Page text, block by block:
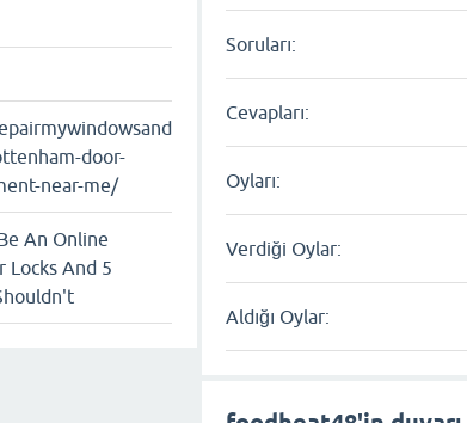
door-
near-me/
An Online
Locks And 5
Soruları:
Cevapları:
Oyları:
Verdiği Oylar:
Aldığı Oylar: